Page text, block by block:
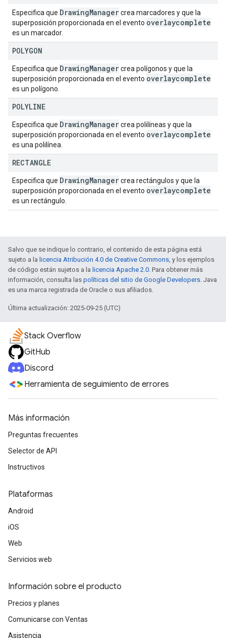
Especifica que DrawingManagercrea marcadores y que la
superposición proporcionada en el evento overlaycomplete
es un marcador.
POLYGON
Especifica que DrawingManagercrea polígonos y que la
superposición proporcionada en el evento overlaycomplete
es un polígono.
POLYLINE
Especifica que DrawingManagercrea polilíneas y que la
superposición proporcionada en el evento overlaycomplete
es una polilínea.
RECTANGLE
Especifica que DrawingManagercrea rectángulos y que la
superposición proporcionada en el evento overlaycomplete
es un rectángulo.
Salvo que se indique lo contrario, el contenido de esta página está
sujeto a la licencia Atribución 4.0 de Creative Commons, y los ejemplos
de código están sujetos a la licencia Apache 2.0. Para obtener más
información, consulta las políticas del sitio de Google Developers. Java
es una marca registrada de Oracle o sus afiliados.
Última actualización: 2025-09-25 (UTC)
Stack Overflow
GitHub
Discord
Herramienta de seguimiento de errores
Más información
Preguntas frecuentes
Selector de API
Instructivos
Plataformas
Android
iOS
Web
Servicios web
Información sobre el producto
Precios y planes
Comunicarse con Ventas
Asistencia